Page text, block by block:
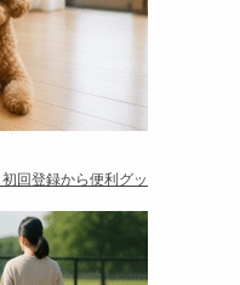
回登録から便利グッ